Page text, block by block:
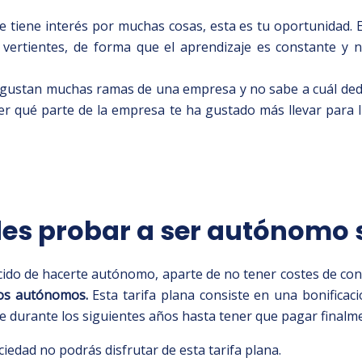
tiene interés por muchas cosas, esta es tu
de forma que el aprendizaje es constante y
muchas ramas de una empresa y no sabe a cuál
qué parte de la empresa te ha gustado más llevar
probar a ser autónomo
de hacerte autónomo, aparte de no tener costes de
autónomos.Esta tarifa plana consiste en una
los siguientes años hasta tener que pagar
no podrás disfrutar de esta tarifa plana.